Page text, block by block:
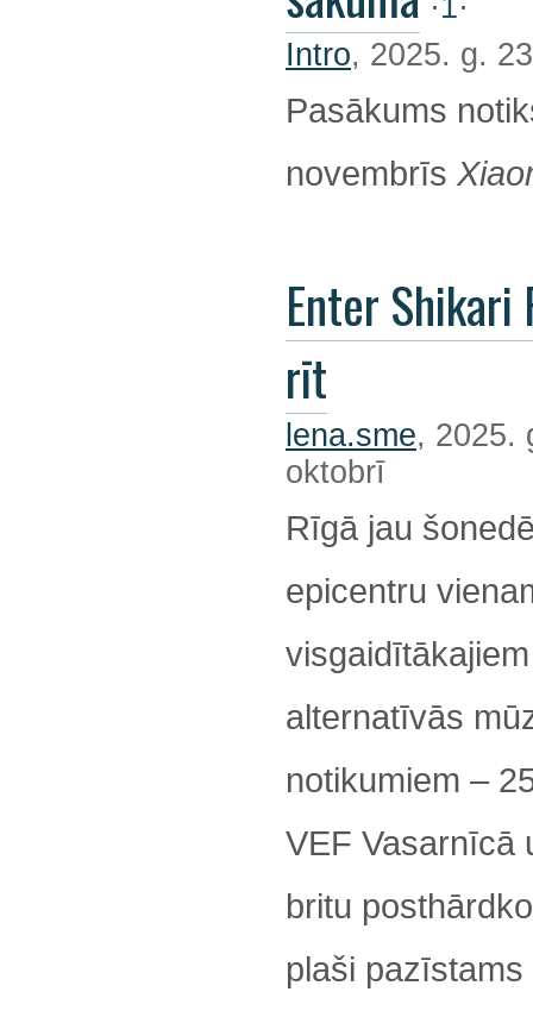
·1·
Intro, 2025. g.
Pasākums
novembrīs
Enter Shikari
rīt
lena.sme, 2025.
oktobrī
Rīgā jau
epicentru
visgaidītākajiem
alternatīvās
notikumiem –
VEF Vasarnīcā
britu
plaši